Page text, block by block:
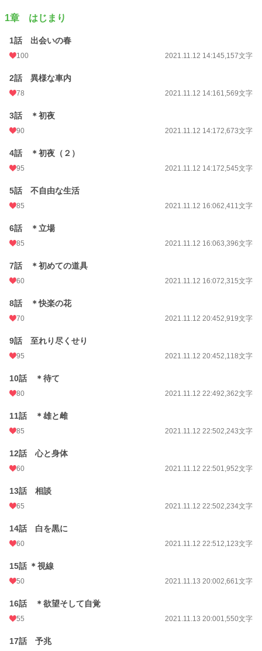
月間ポイント 9,359 pt (4,776 位)
年間ポイント 101,827 pt (5,898 位)
1章 はじまり
1話 出会いの春
100 2021.11.12 14:145,157文字
2話 異様な車内
78 2021.11.12 14:161,569文字
3話 ＊初夜
90 2021.11.12 14:172,673文字
4話 ＊初夜（２）
95 2021.11.12 14:172,545文字
5話 不自由な生活
85 2021.11.12 16:062,411文字
6話 ＊立場
85 2021.11.12 16:063,396文字
7話 ＊初めての道具
60 2021.11.12 16:072,315文字
8話 ＊快楽の花
70 2021.11.12 20:452,919文字
9話 至れり尽くせり
95 2021.11.12 20:452,118文字
10話 ＊待て
80 2021.11.12 22:492,362文字
11話 ＊雄と雌
85 2021.11.12 22:502,243文字
12話 心と身体
60 2021.11.12 22:501,952文字
13話 相談
65 2021.11.12 22:502,234文字
14話 白を黒に
60 2021.11.12 22:512,123文字
15話 ＊視線
50 2021.11.13 20:002,661文字
16話 ＊欲望そして自覚
55 2021.11.13 20:001,550文字
17話 予兆